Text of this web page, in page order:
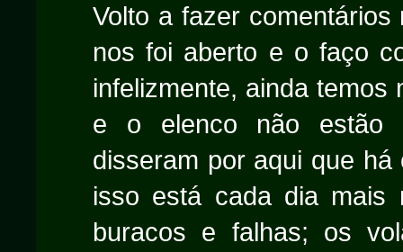
Volto a fazer
nos foi aberto e o faço
infelizmente, ainda temos
e o elenco não estão
disseram por aqui que
isso está cada dia mais
buracos e falhas; os